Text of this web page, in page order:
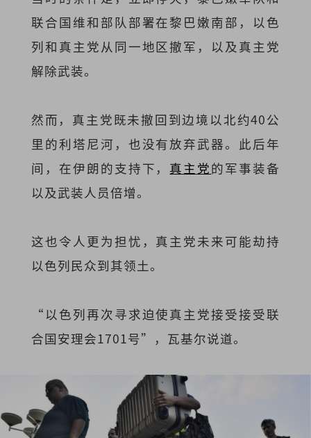
联合国维和部队部署在黎巴嫩南部，以色
列和真主党从同一地区撤军，以及真主党
解除武装。
然而，真主党既未撤回到边境以北约40公
里的利塔尼河，也没有放弃武器。此后年
间，在伊朗的支持下， 真主党的军事装备
以及武装人员倍增。
这也令人更为担忧，真主党未来可能劫持
以色列民众到其领土。
“以色列再次寻求迫使真主党接受接受联
合国安理会1701号”，瓦基尔说道。